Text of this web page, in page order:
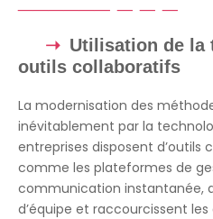
Utilisation de la
outils collaboratifs
La modernisation des
inévitablement par la
entreprises disposent
comme les plateformes de
communication instantanée,
d’équipe et raccourcissent les